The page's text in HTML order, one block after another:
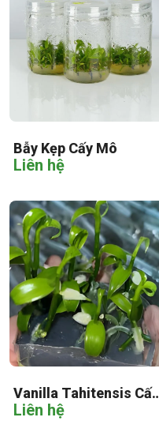
Bẫy Kẹp Cấy Mô
Liên hệ
Vanilla Tahitensis Cấy
Mô
Liên hệ